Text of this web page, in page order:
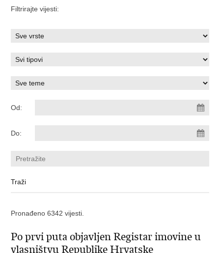
Filtrirajte vijesti:
Od:
Do:
Pronađeno 6342 vijesti.
Po prvi puta objavljen Registar imovine u
vlasništvu Republike Hrvatske